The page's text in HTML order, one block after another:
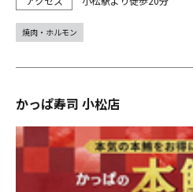
焼肉・ホルモン
かっぱ寿司 小松店